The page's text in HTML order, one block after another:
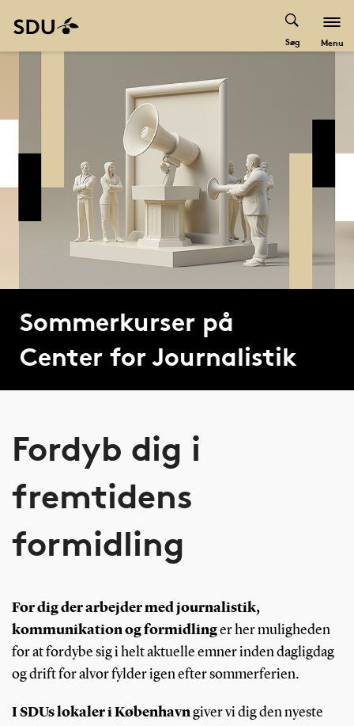
Søg Menu
Sommerkurser på
Center for Journalistik
Fordyb dig i
fremtidens
formidling
For dig der arbejder med journalistik,
kommunikation og formidlinger her muligheden
for at fordybe sig i helt aktuelle emner inden dagligdag
og drift for alvor fylder igen efter sommerferien.
I SDUs lokaler i København giver vi dig den nyeste